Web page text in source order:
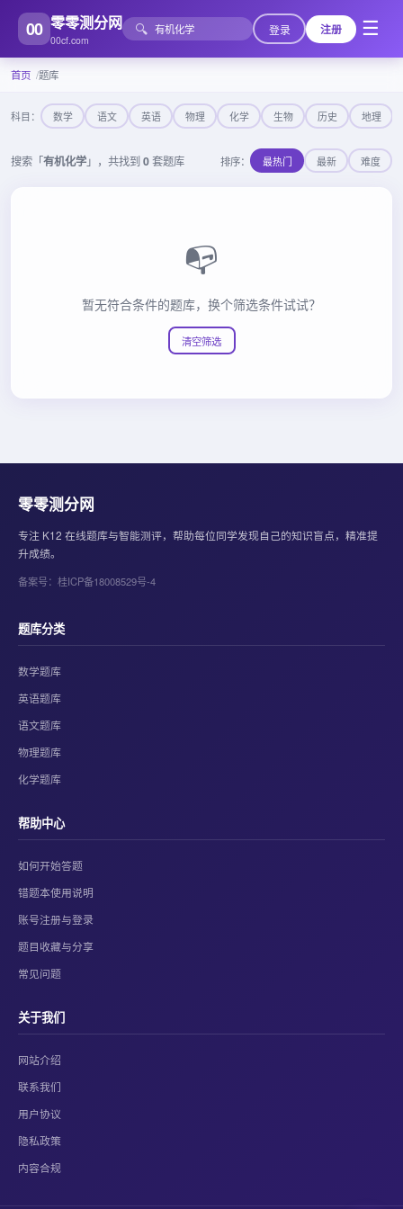
00 零零测分网
00cf.com
🔍 登录 注册 ☰
首页 题库
科目： 数学 语文 英语 物理 化学 生物 历史 地理
搜索「有机化学」，共找到0套题库 排序： 最热门 最新 难度
📭
暂无符合条件的题库，换个筛选条件试试？
清空筛选
零零测分网
专注 K12 在线题库与智能测评，帮助每位同学发现自己的知识盲点，精准提
升成绩。
备案号：桂ICP备18008529号-4
题库分类
数学题库
英语题库
语文题库
物理题库
化学题库
帮助中心
如何开始答题
错题本使用说明
账号注册与登录
题目收藏与分享
常见问题
关于我们
网站介绍
联系我们
用户协议
隐私政策
内容合规